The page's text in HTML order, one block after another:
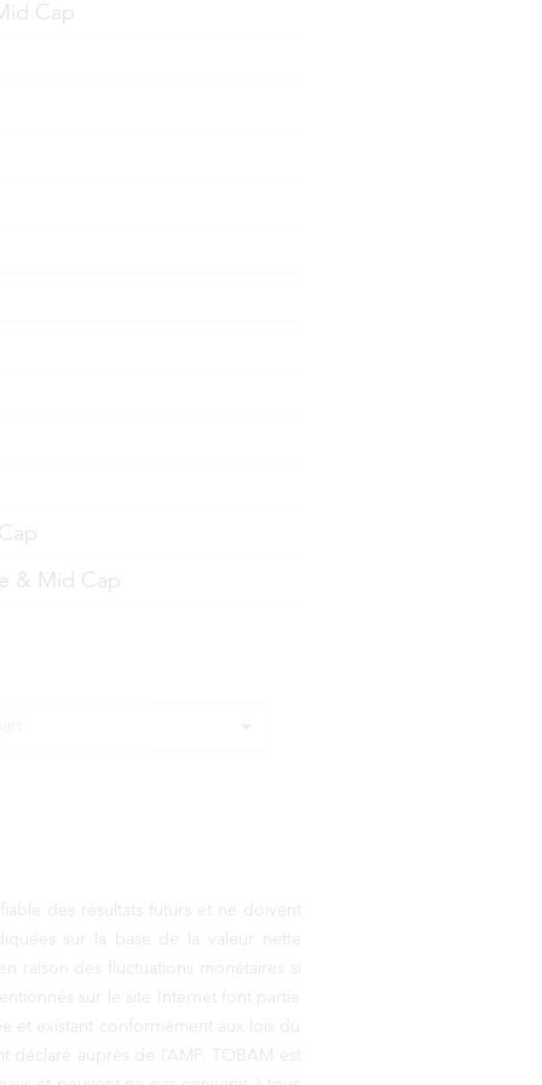
Cap
& Mid Cap
des résultats futurs et ne doivent
sur la base de la valeur nette
raison des fluctuations monétaires si
sur le site Internet font partie
et existant conformément aux lois du
déclaré auprès de l’AMF. TOBAM est